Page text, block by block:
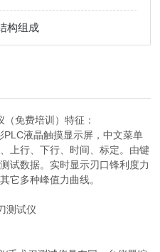
构组成
免费培训）特征：
液晶触摸显示屏，中文菜单
上行、下行、时间、标定。由键
试数据。实时显示刃口锋利度力
它多种峰值力曲线。